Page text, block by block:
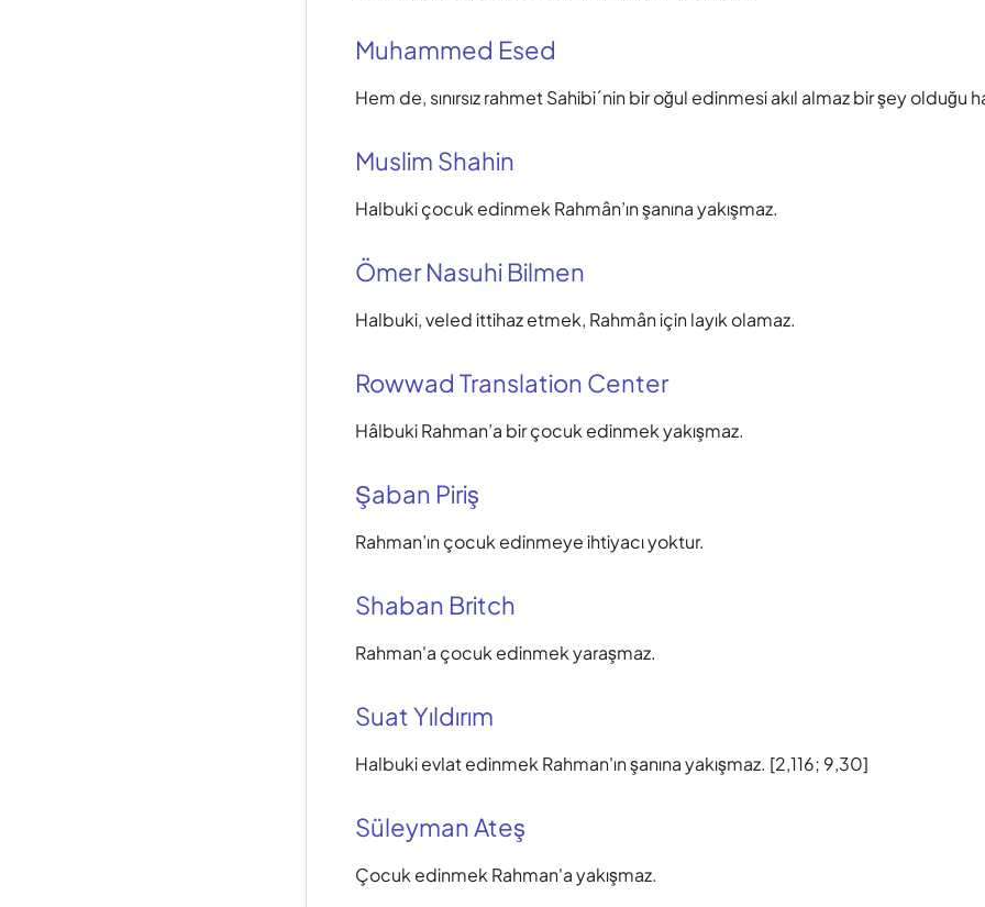
Muhammed Esed
Hem de, sınırsız rahmet Sahibi´nin bir oğul edinmesi akıl almaz bir şey olduğu
Muslim Shahin
Halbuki çocuk edinmek Rahmân’ın şanına yakışmaz.
Ömer Nasuhi Bilmen
Halbuki, veled ittihaz etmek, Rahmân için layık olamaz.
Rowwad Translation Center
Hâlbuki Rahman’a bir çocuk edinmek yakışmaz.
Şaban Piriş
Rahman’ın çocuk edinmeye ihtiyacı yoktur.
Shaban Britch
Rahman'a çocuk edinmek yaraşmaz.
Suat Yıldırım
Halbuki evlat edinmek Rahman'ın şanına yakışmaz. [2,116; 9,30]
Süleyman Ateş
Çocuk edinmek Rahman'a yakışmaz.